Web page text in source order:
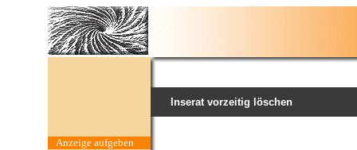
Anzeige aufgeben
Inserat vorzeitig löschen